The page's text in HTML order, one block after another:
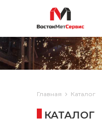
Главная Каталог
КАТАЛОГ